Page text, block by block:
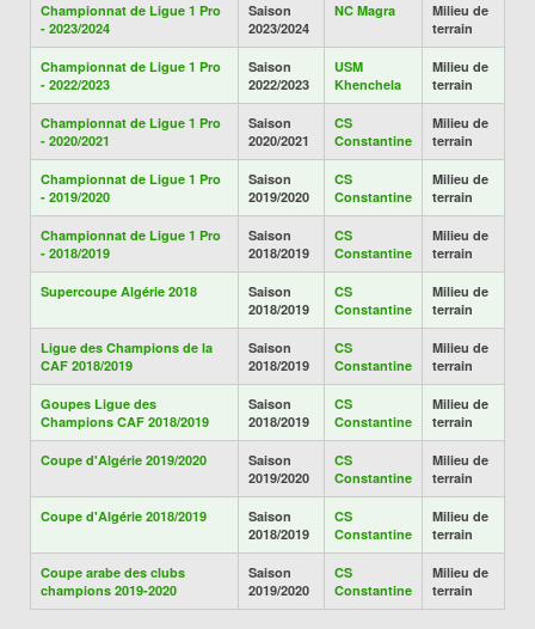
Championnat de Ligue 1 Pro
- 2023/2024
Saison
2023/2024
NC Magra
Milieu de
terrain
Championnat de Ligue 1 Pro
- 2022/2023
Saison
2022/2023
USM
Khenchela
Milieu de
terrain
Championnat de Ligue 1 Pro
- 2020/2021
Saison
2020/2021
CS
Constantine
Milieu de
terrain
Championnat de Ligue 1 Pro
- 2019/2020
Saison
2019/2020
CS
Constantine
Milieu de
terrain
Championnat de Ligue 1 Pro
- 2018/2019
Saison
2018/2019
CS
Constantine
Milieu de
terrain
Supercoupe Algérie 2018
Saison
2018/2019
CS
Constantine
Milieu de
terrain
Ligue des Champions de la
CAF 2018/2019
Saison
2018/2019
CS
Constantine
Milieu de
terrain
Goupes Ligue des
Champions CAF 2018/2019
Saison
2018/2019
CS
Constantine
Milieu de
terrain
Coupe d'Algérie 2019/2020
Saison
2019/2020
CS
Constantine
Milieu de
terrain
Coupe d'Algérie 2018/2019
Saison
2018/2019
CS
Constantine
Milieu de
terrain
Coupe arabe des clubs
champions 2019-2020
Saison
2019/2020
CS
Constantine
Milieu de
terrain